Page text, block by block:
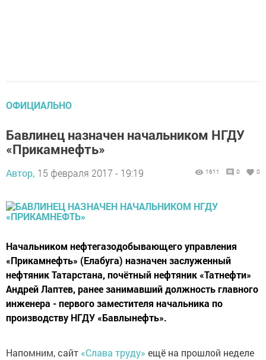
ОФИЦИАЛЬНО
Бавлинец назначен начальником НГДУ
«Прикамнефть»
Автор, 15 февраля 2017 - 19:19 1611 0 0
Начальником нефтегазодобывающего управления
«Прикамнефть» (Елабуга) назначен заслуженный
нефтяник Татарстана, почётный нефтяник «Татнефти»
Андрей Лаптев, ранее занимавший должность главного
инженера - первого заместителя начальника по
производству НГДУ «Бавлынефть».
Напомним, сайт «Слава труду» ещё на прошлой неделе